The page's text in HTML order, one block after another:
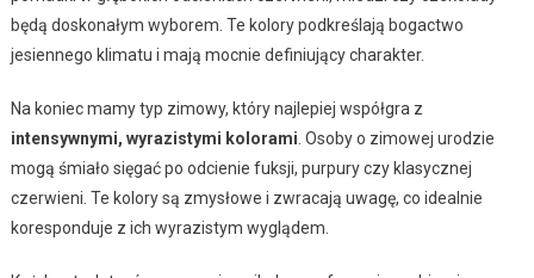
będą doskonałym wyborem. Te kolory podkreślają bogactwo
jesiennego klimatu i mają mocnie definiujący charakter.
Na koniec mamy typ zimowy, który najlepiej współgra z
intensywnymi, wyrazistymi kolorami . Osoby o zimowej urodzie
mogą śmiało sięgać po odcienie fuksji, purpury czy klasycznej
czerwieni. Te kolory są zmysłowe i zwracają uwagę, co idealnie
koresponduje z ich wyrazistym wyglądem.